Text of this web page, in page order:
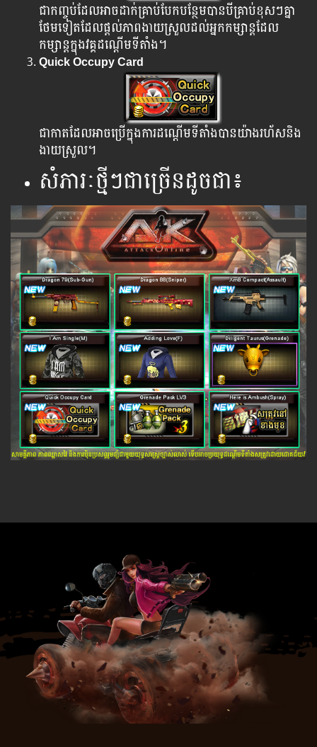
ជា​កញ្ចប់​ដែល​អាច​ដាក់​គ្រាប់បែក​បន្ថែម​បាន​បី​គ្រាប់​ខុសៗ​គ្នា​
ថែម​ទៀត​ដែល​ផ្តល់​ភាព​ងាយ​ស្រួល​ដល់​អ្នកកម្សាន្តដែល​
កម្សាន្ត​ក្នុង​វគ្គ​ដណ្តើម​ទីតាំង។
Quick Occupy Card
ជា​កាត​ដែល​អាច​ប្រើ​ក្នុង​ការ​ដណ្តើម​ទី​តាំង​បាន​យ៉ាងរហ័សនិង
ងាយ​ស្រួល​។
សំភារៈថ្មីៗជាច្រើនដូចជា៖